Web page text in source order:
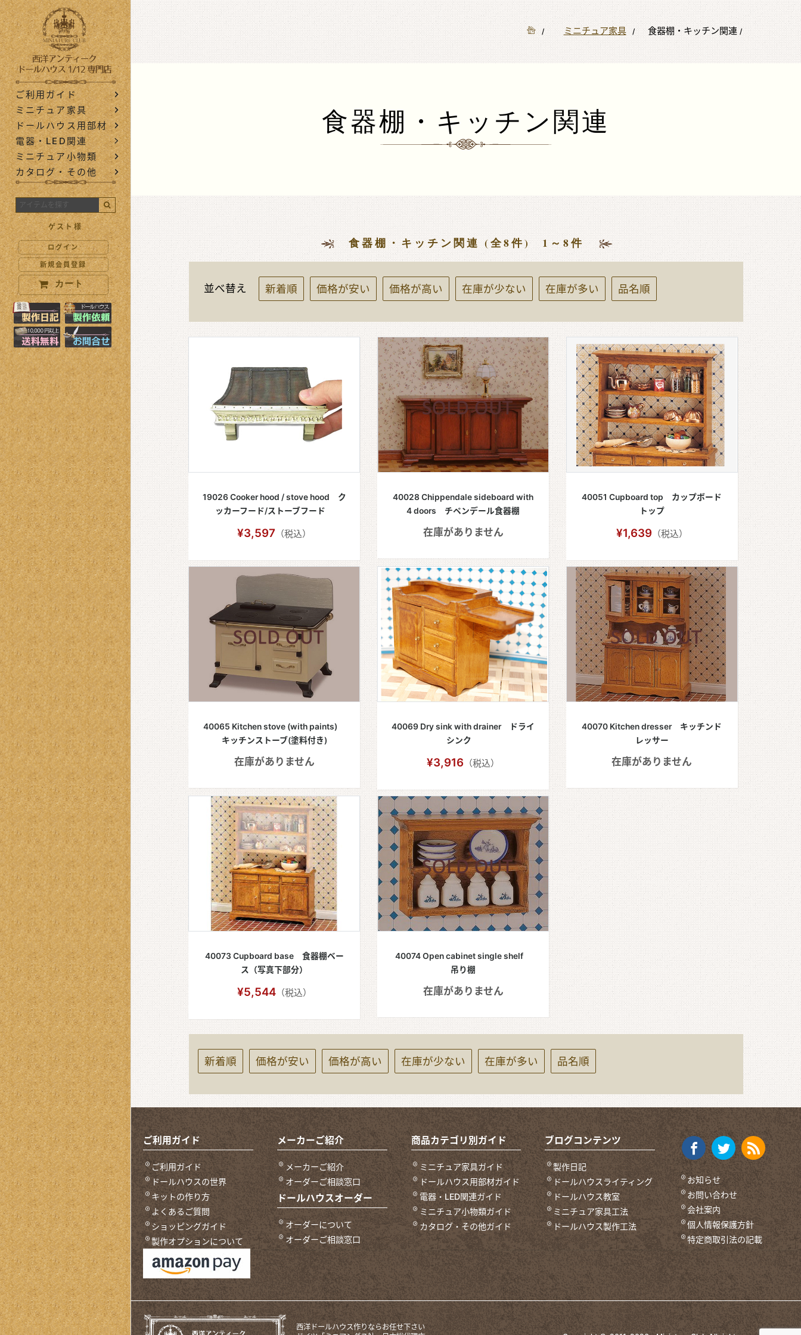
西洋アンティークドールハウス1/12専門店 ミニチュアクラブ
ご利用ガイド
ミニチュア家具
ドールハウス用部材
電器・LED関連
ミニチュア小物類
カタログ・その他
ゲスト様
ログイン
新規会員登録
カート
製作日記はこちら製作オーダーはこちら
10000円以上で送料無料+小物プレゼント
お問い合わせはこちら
食器棚・キッチン関連
ミニチュア家具 食器棚・キッチン関連
食器棚・キッチン関連 (全8件) 1～8件
並べ替え 新着順 価格が安い 価格が高い 在庫が少ない 在庫が多い 品名順
19026 Cooker hood / stove hood ク
ッカーフード/ストーブフード
¥3,597 （税込）
40028 Chippendale sideboard with
4 doors チペンデール食器棚
在庫がありません
40051 Cupboard top カップボード
トップ
¥1,639 （税込）
40065 Kitchen stove (with paints)
キッチンストーブ(塗料付き)
在庫がありません
40069 Dry sink with drainer ドライ
シンク
¥3,916 （税込）
40070 Kitchen dresser キッチンド
レッサー
在庫がありません
40073 Cupboard base 食器棚ベー
ス（写真下部分）
¥5,544（税込）
40074 Open cabinet single shelf
吊り棚
在庫がありません
新着順 価格が安い 価格が高い 在庫が少ない 在庫が多い 品名順
ご利用ガイド
ご利用ガイド
ドールハウスの世界
キットの作り方
よくあるご質問
ショッピングガイド
製作オプションについて
メーカーご紹介
メーカーご紹介
オーダーご相談窓口
ドールハウスオーダー
オーダーについて
オーダーご相談窓口
商品カテゴリ別ガイド
ミニチュア家具ガイド
ドールハウス用部材ガイド
電器・LED関連ガイド
ミニチュア小物類ガイド
カタログ・その他ガイド
ブログコンテンツ
製作日記
ドールハウスライティング
ドールハウス教室
ミニチュア家具工法
ドールハウス製作工法
お知らせ
お問い合わせ
会社案内
個人情報保護方針
特定商取引法の記載
西洋ドールハウス作りならお任せ下さい